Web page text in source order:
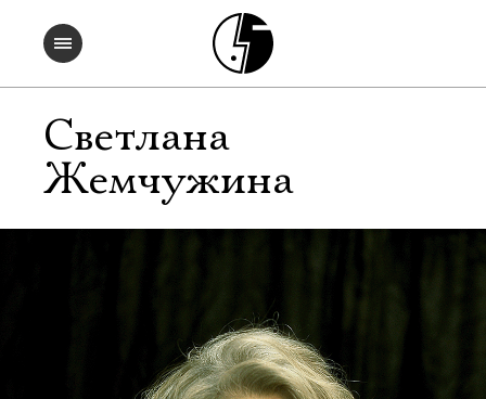
Светлана
Жемчужина